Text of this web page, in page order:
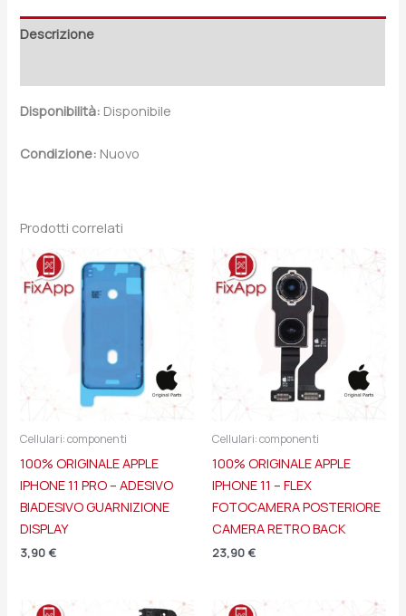
Descrizione
Disponibilità: Disponibile
Condizione: Nuovo
Prodotti correlati
Cellulari: componenti
100% ORIGINALE APPLE
IPHONE 11 PRO – ADESIVO
BIADESIVO GUARNIZIONE
DISPLAY
3,90 €
Cellulari: componenti
100% ORIGINALE APPLE
IPHONE 11 – FLEX
FOTOCAMERA POSTERIORE
CAMERA RETRO BACK
23,90 €